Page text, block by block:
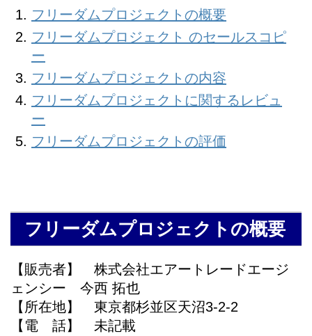
フリーダムプロジェクトの概要
フリーダムプロジェクト のセールスコピ
ー
フリーダムプロジェクトの内容
フリーダムプロジェクトに関するレビュ
ー
フリーダムプロジェクトの評価
フリーダムプロジェクトの概要
【販売者】 株式会社エアートレードエージ
ェンシー 今西 拓也
【所在地】 東京都杉並区天沼3-2-2
【電 話】 未記載